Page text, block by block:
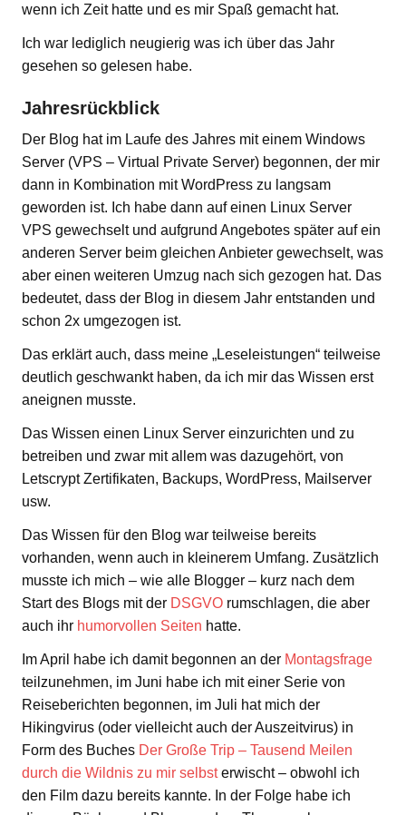
wenn ich Zeit hatte und es mir Spaß gemacht hat.
Ich war lediglich neugierig was ich über das Jahr
gesehen so gelesen habe.
Jahresrückblick
Der Blog hat im Laufe des Jahres mit einem Windows
Server (VPS – Virtual Private Server) begonnen, der mir
dann in Kombination mit WordPress zu langsam
geworden ist. Ich habe dann auf einen Linux Server
VPS gewechselt und aufgrund Angebotes später auf ein
anderen Server beim gleichen Anbieter gewechselt, was
aber einen weiteren Umzug nach sich gezogen hat. Das
bedeutet, dass der Blog in diesem Jahr entstanden und
schon 2x umgezogen ist.
Das erklärt auch, dass meine „Leseleistungen“ teilweise
deutlich geschwankt haben, da ich mir das Wissen erst
aneignen musste.
Das Wissen einen Linux Server einzurichten und zu
betreiben und zwar mit allem was dazugehört, von
Letscrypt Zertifikaten, Backups, WordPress, Mailserver
usw.
Das Wissen für den Blog war teilweise bereits
vorhanden, wenn auch in kleinerem Umfang. Zusätzlich
musste ich mich – wie alle Blogger – kurz nach dem
Start des Blogs mit der DSGVO rumschlagen, die aber
auch ihr humorvollen Seiten hatte.
Im April habe ich damit begonnen an der Montagsfrage
teilzunehmen, im Juni habe ich mit einer Serie von
Reiseberichten begonnen, im Juli hat mich der
Hikingvirus (oder vielleicht auch der Auszeitvirus) in
Form des Buches Der Große Trip – Tausend Meilen
durch die Wildnis zu mir selbsterwischt – obwohl ich
den Film dazu bereits kannte. In der Folge habe ich